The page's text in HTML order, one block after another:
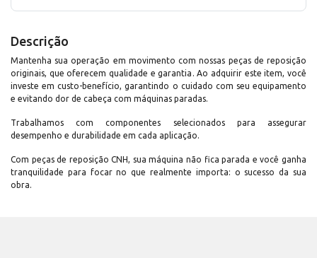
Descrição
Mantenha sua operação em movimento com nossas peças de reposição
originais, que oferecem qualidade e garantia. Ao adquirir este item, você
investe em custo-benefício, garantindo o cuidado com seu equipamento
e evitando dor de cabeça com máquinas paradas.
Trabalhamos com componentes selecionados para assegurar
desempenho e durabilidade em cada aplicação.
Com peças de reposição CNH, sua máquina não fica parada e você ganha
tranquilidade para focar no que realmente importa: o sucesso da sua
obra.